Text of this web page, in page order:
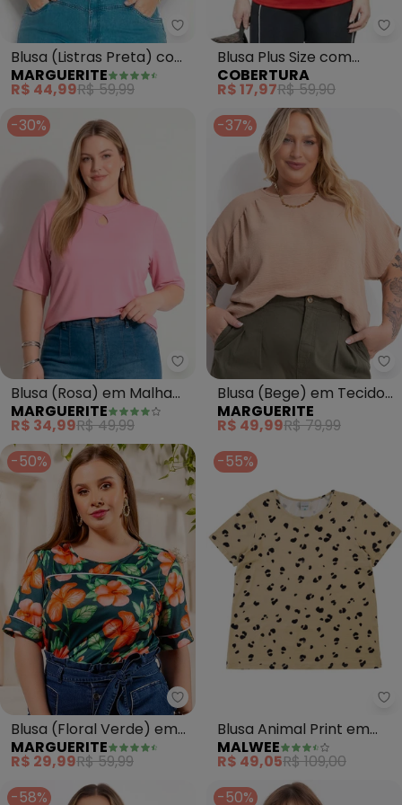
Marguerite - Blusa (Listras
Blusa (Listras Preta) com
Bolso Plus Size
MARGUERITE
R$ 44,99R$ 59,99
Blusa Plus Size com
Estampa (Vermelho)
COBERTURA
R$ 17,97R$ 59,90
-30%
Marguerite - Blusa (Rosa) em
Blusa (Rosa) em Malha
de Poliéster
MARGUERITE
R$ 34,99R$ 49,99
-37%
Blusa (Bege) em Tecido
Leve
MARGUERITE
R$ 49,99R$ 79,99
-50%
Marguerite - Blusa (Floral
Blusa (Floral Verde) em
Malha
MARGUERITE
R$ 29,99R$ 59,99
-55%
Blusa Animal Print em
Malha Viscose Plus(Bege)
MALWEE
R$ 49,05R$ 109,00
-58%
-50%